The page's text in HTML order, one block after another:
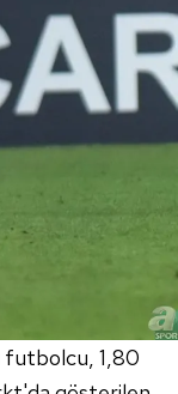
futbolcu, 1,80